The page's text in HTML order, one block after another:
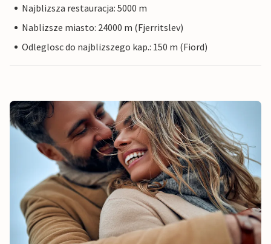
Najblizsza restauracja: 5000 m
Nablizsze miasto: 24000 m (Fjerritslev)
Odleglosc do najblizszego kap.: 150 m (Fiord)